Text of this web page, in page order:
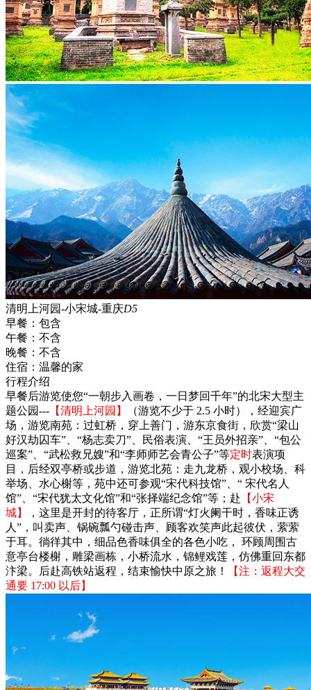
清明上河园-小宋城-重庆D5
早餐： 包含
午餐： 不含
晚餐： 不含
住宿： 温馨的家
行程介绍
早餐后游览使您“一朝步入画卷，一日梦回千年”的北宋大型主
题公园--- 【清明上河园】
（游览不少于 2.5 小时），经迎宾广
场，游览南苑：过虹桥，穿上善门，游东京食街，欣赏“梁山
好汉劫囚车”、“杨志卖刀”、民俗表演、“王员外招亲”、“包公
巡案”、“武松救兄嫂”和“李师师艺会青公子”等定时表演项
目，后经双亭桥或步道，游览北苑：走九龙桥，观小校场、科
举场、水心榭等，苑中还可参观“宋代科技馆”、“ 宋代名人
馆”、“宋代犹太文化馆”和“张择端纪念馆”等；赴
【小宋
城】
，这里是开封的待客厅，正所谓“灯火阑干时，香味正诱
人”，叫卖声、锅碗瓢勺碰击声、顾客欢笑声此起彼伏，萦萦
于耳。徜徉其中，细品色香味俱全的各色小吃， 环顾周围古
意亭台楼榭，雕梁画栋，小桥流水，锦鲤戏莲，仿佛重回东都
汴梁。后赴高铁站返程，结束愉快中原之旅！
【注：返程大交
通要 17:00 以后】